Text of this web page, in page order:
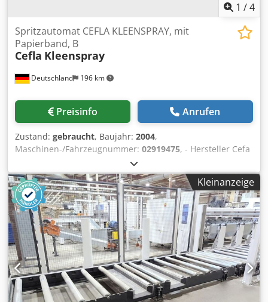
1 /4
Deutschland 196 km
Spritzautomat CEFLA KLEENSPRAY, mit
Papierband, B
Cefla Kleenspray
Preisinfo Anrufen
Zustand: gebraucht, Baujahr: 2004,
Maschinen-/Fahrzeugnummer: 02919475, - Hersteller Cefa
- Typ. KLEENSPRAY - Baujahr 2004 Djdov N D Ewopfx
Anpowa - Arbeitsbreite 1.200 mm - Arbeitshöhe 900 mm +
- 20 mm - Bedienseite links - Pistolenantrieb Single
Ausführung - Trockenabsaugung - Durchmesser
Absaugstutzen 490 x 350 mm - Abluftleistung 6.500 m³/h -
Papierband Transportsystem - Vorschubgeschwindigkeit
stufenlos regelbar 1,5 - 7 m/min - PLC Steuerung mit touch
screen - Anzahl der installierten Spritzapparate 0 Stk. -
Höhenverstellbare Spritzapparate - Anzahl der
Lackpumpen 0 Stk. - Geeignet für Lösemittellacke -
Geeigent für Wasserlacke - Länge 4.450 mm - Breite 3.360
mm + 1000 mm - Höhe 2.600 mm - Gesamtanschluß ~ 7,1
Kleinanzeige